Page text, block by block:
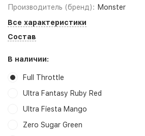
Производитель (бренд): Monster
Все характеристики
Состав
В наличии:
Full Throttle
Ultra Fantasy Ruby Red
Ultra Fiesta Mango
Zero Sugar Green